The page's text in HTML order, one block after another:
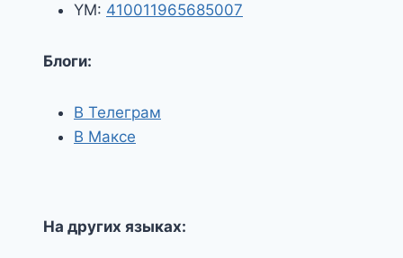
YM: 410011965685007
Блоги:
В Телеграм
В Максе
На других языках: